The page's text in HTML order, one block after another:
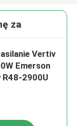
za
Vertiv
Emerson
R48-2900U